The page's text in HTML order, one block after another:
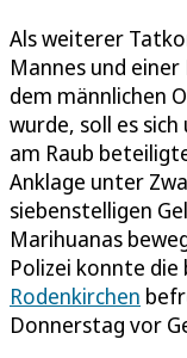
Als weiterer
Mannes und einer
dem männlichen
wurde, soll es
am Raub
Anklage unter
siebenstelligen
Marihuanas
Polizei konnte
Rodenkirchen
Donnerstag vor